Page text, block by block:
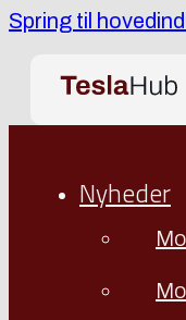
Spring til
Nyheder